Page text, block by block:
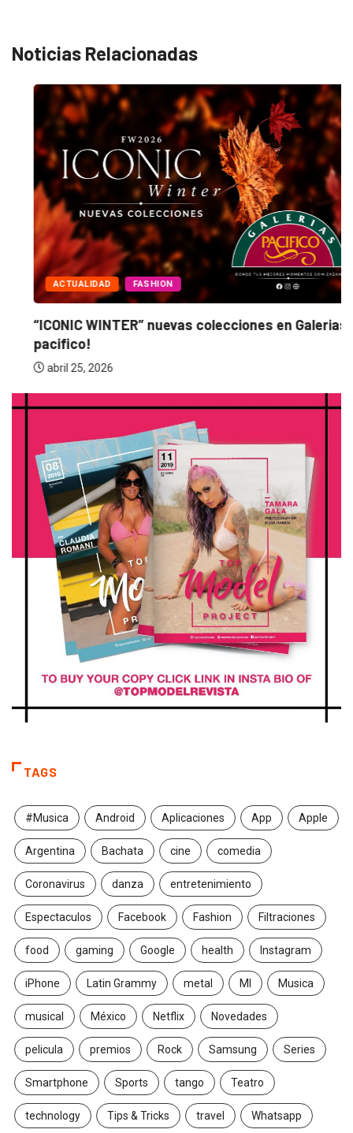
Noticias Relacionadas
ACTUALIDAD FASHION
“ICONIC WINTER” nuevas colecciones en Galerias
pacifico!
abril 25, 2026
TAGS
#Musica Android Aplicaciones App Apple
Argentina Bachata cine comedia
Coronavirus danza entretenimiento
Espectaculos Facebook Fashion Filtraciones
food gaming Google health Instagram
iPhone Latin Grammy metal MI Musica
musical México Netflix Novedades
pelicula premios Rock Samsung Series
Smartphone Sports tango Teatro
technology Tips & Tricks travel Whatsapp